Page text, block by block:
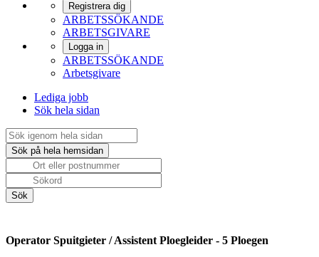
Registrera dig
ARBETSSÖKANDE
ARBETSGIVARE
Logga in
ARBETSSÖKANDE
Arbetsgivare
Lediga jobb
Sök hela sidan
Operator Spuitgieter / Assistent Ploegleider - 5 Ploegen